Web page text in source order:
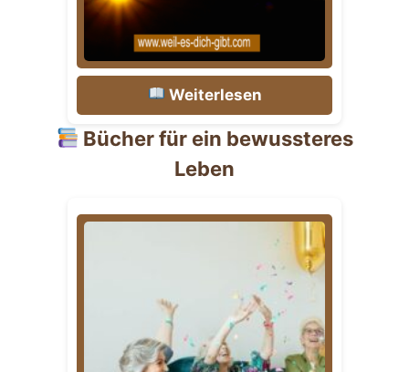
Weiterlesen
Bücher für ein bewussteres
Leben